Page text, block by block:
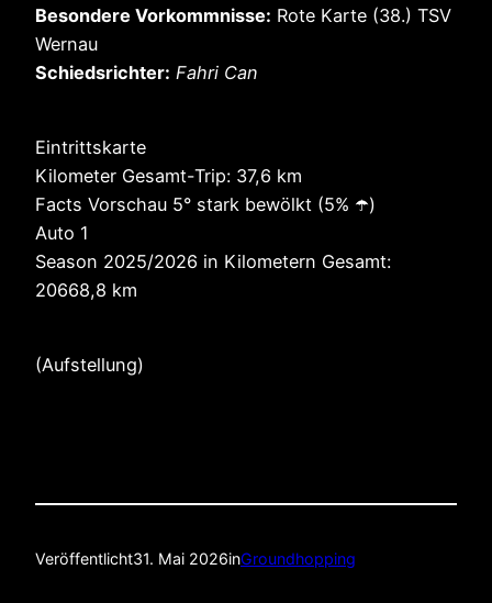
Besondere Vorkommnisse: Rote Karte (38.) TSV
Wernau
Schiedsrichter: Fahri Can
Eintrittskarte
Kilometer Gesamt-Trip: 37,6 km
Facts Vorschau 5° stark bewölkt (5% ☂️)
Auto 1
Season 2025/2026 in Kilometern Gesamt:
20668,8 km
(Aufstellung)
Veröffentlicht31. Mai 2026inGroundhopping